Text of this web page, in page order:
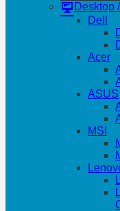
Desktop
Dell
Acer
ASUS
MSI